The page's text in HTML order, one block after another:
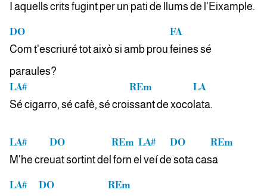
I aquells crits fugint per un pati de
llums de l'Eixample.
DO
Com t'escriuré tot això si amb prou
FA
feines sé
paraules?
LA#
Sé cigarro, sé cafè, sé croi
REm
ssant de xoco
LA
lata.
LA#
M'he cre
DO
uat sortint del
REm
forn
LA#
el ve
DO
í de sota
REm
casa
LA#
DO
REm